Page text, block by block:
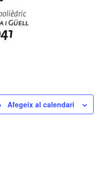
Afegeix al calendari